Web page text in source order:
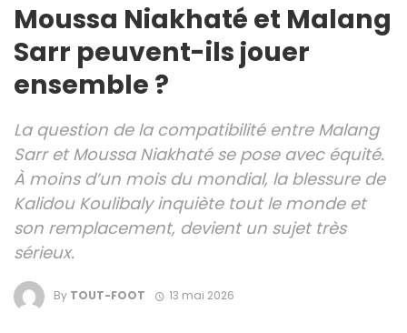
Moussa Niakhaté et Malang
Sarr peuvent-ils jouer
ensemble ?
La question de la compatibilité entre Malang
Sarr et Moussa Niakhaté se pose avec équité.
À moins d’un mois du mondial, la blessure de
Kalidou Koulibaly inquiète tout le monde et
son remplacement, devient un sujet très
sérieux.
By TOUT-FOOT 13 mai 2026